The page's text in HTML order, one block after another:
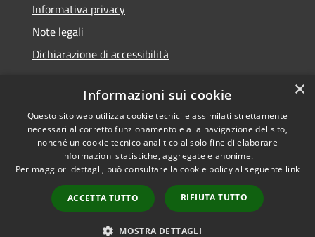
Informativa privacy
Note legali
Dichiarazione di accessibilità
RSS
Accessibilità
Cookie
Mappa del sito
WebMail
Copyright © 2026 • Comune di
Santa Teresa Gallura •
Powered byMunicipium
Accesso redazione
×
Informazioni sui cookie
Questo sito web utilizza cookie tecnici e assimilati strettamente
necessari al corretto funzionamento e alla navigazione del sito,
nonché un cookie tecnico analitico al solo fine di elaborare
informazioni statistiche, aggregate e anonime.
Per maggiori dettagli, può consultare la cookie policy al seguente link
ACCETTA TUTTO RIFIUTA TUTTO
MOSTRA DETTAGLI